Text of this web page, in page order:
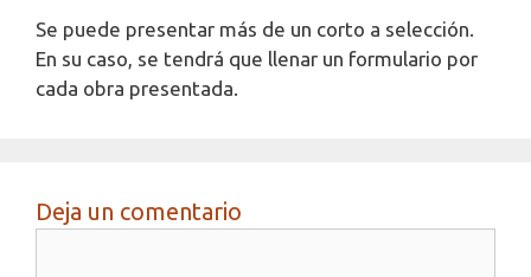
Se puede presentar más de un corto a selección.
En su caso, se tendrá que llenar un formulario por
cada obra presentada.
Deja un comentario